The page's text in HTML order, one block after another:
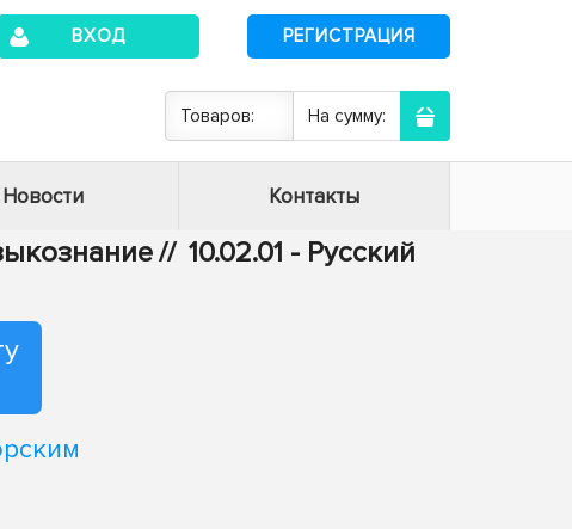
ВХОД РЕГИСТРАЦИЯ
Товаров: На сумму:
Новости Контакты
// 10.02.01 - Русский